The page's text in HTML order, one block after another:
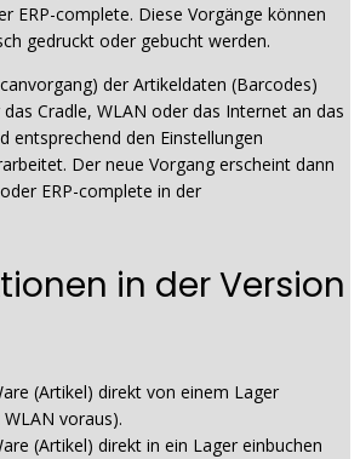
ERP-complete. Diese Vorgänge können
gedruckt oder gebucht werden.
der Artikeldaten (Barcodes)
Cradle, WLAN oder das Internet an das
entsprechend den Einstellungen
Der neue Vorgang erscheint dann
ERP-complete in der
in der Version
(Artikel) direkt von einem Lager
voraus).
(Artikel) direkt in ein Lager einbuchen